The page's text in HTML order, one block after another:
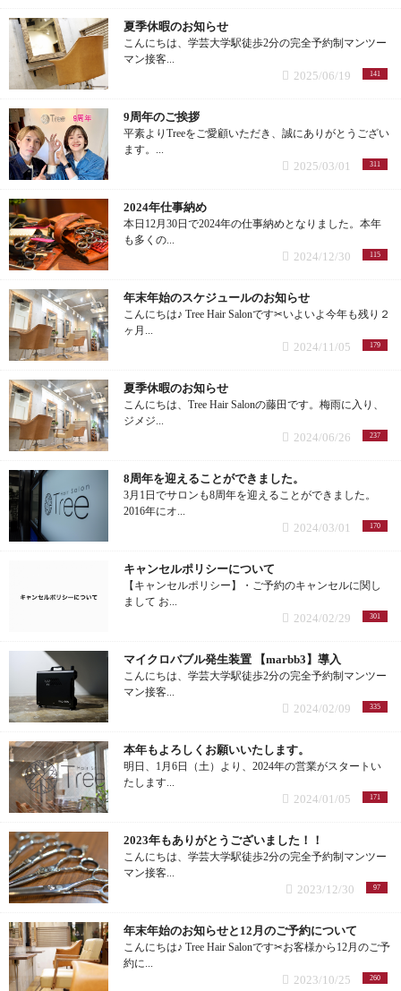
地毛風カラー (1記事)
パーマ (20記事)
パーマスタイル (3記事)
デジタルパーマ (3記事)
前髪パーマ (1記事)
メンズパーマ (4記事)
くせ毛 (2記事)
お悩み (21記事)
髪質改善チューニング (1記事)
オッジィオット (6記事)
オッジィオット (25記事)
UVスプレー (1記事)
復元 (23記事)
復元ドライヤーPro (6記事)
夏季休暇のお知らせ
こんにちは、学芸大学駅徒歩2分の完全予約制マンツー
マン接客...
141
2025/06/19
9周年のご挨拶
平素よりTreeをご愛顧いただき、誠にありがとうござい
ます。...
311
2025/03/01
2024年仕事納め
本日12月30日で2024年の仕事納めとなりました。本年
も多くの...
115
2024/12/30
年末年始のスケジュールのお知らせ
こんにちは♪ Tree Hair Salonです✂︎いよいよ今年も残り２
ヶ月...
179
2024/11/05
夏季休暇のお知らせ
こんにちは、Tree Hair Salonの藤田です。梅雨に入り、
ジメジ...
237
2024/06/26
8周年を迎えることができました。
3月1日でサロンも8周年を迎えることができました。
2016年にオ...
170
2024/03/01
キャンセルポリシーについて
【キャンセルポリシー】・ご予約のキャンセルに関し
まして お...
301
2024/02/29
マイクロバブル発生装置 【marbb3】導入
こんにちは、学芸大学駅徒歩2分の完全予約制マンツー
マン接客...
335
2024/02/09
本年もよろしくお願いいたします。
明日、1月6日（土）より、2024年の営業がスタートい
たします...
171
2024/01/05
2023年もありがとうございました！！
こんにちは、学芸大学駅徒歩2分の完全予約制マンツー
マン接客...
97
2023/12/30
年末年始のお知らせと12月のご予約について
こんにちは♪ Tree Hair Salonです✂︎お客様から12月のご予
約に...
260
2023/10/25